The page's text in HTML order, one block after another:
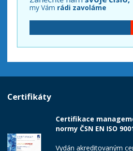
my Vám rádi zavoláme
Certifikáty
Certifikace
normy ČSN EN ISO
Vydán akreditovaným